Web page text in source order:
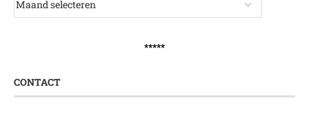
*****
CONTACT